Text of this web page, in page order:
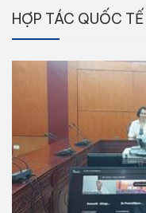
HỢP TÁC QUỐC TẾ